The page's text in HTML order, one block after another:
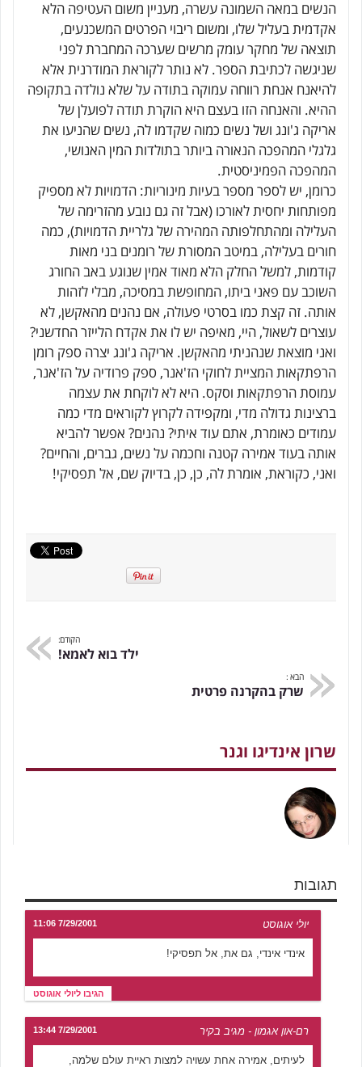
הנשים במאה השמונה עשרה, מעניין משום העטיפה הלא
אקדמית בעליל שלו, ומשום ריבוי הפרטים המשכנעים,
תוצאה של מחקר עומק מרשים שערכה המחברת לפני
שניגשה לכתיבת הספר. לא נותר לקוראת המודרנית אלא
להיאנח אנחת רווחה עמוקה בתודה על שלא נולדה בתקופה
ההיא. והאנחה הזו בעצם היא הוקרת תודה לפועלן של
אריקה ג'ונג ושל נשים כמוה שקדמו לה, נשים שהניעו את
גלגלי המהפכה הנאורה ביותר בתולדות המין האנושי,
המהפכה הפמיניסטית.
כרומן, יש לספר מספר בעיות מינוריות: הדמויות לא מספיק
מפותחות יחסית לאורכו (אבל זה גם נובע מהזרימה של
העלילה ומהתחלפותה המהירה של גלריית הדמויות), כמה
חורים בעלילה, במיטב המסורת של רומנים בני מאות
קודמות, למשל החלק הלא מאוד אמין שנוגע באב החורג
השוכב עם פאני ביתו, המחופשת במסיכה, מבלי לזהות
אותה. זה קצת כמו בסרטי פעולה, אם נהנים מהאקשן, לא
עוצרים לשאול, היי, מאיפה יש לו את אקדח הלייזר החדשני?
ואני מוצאת שנהניתי מהאקשן. אריקה ג'ונג יצרה ספק רומן
הרפתקאות המציית לחוקי הז'אנר, ספק פרודיה על הז'אנר,
עמוסת הרפתקאות וסקס. היא לא לוקחת את עצמה
ברצינות גדולה מדי, ומקפידה לקרוץ לקוראים מדי כמה
עמודים כאומרת, אתם עוד איתי? נהנים? אפשר להביא
אותה בעוד אמירה קטנה וחכמה על נשים, גברים, והחיים?
ואני, כקוראת, אומרת לה, כן, כן, בדיוק שם, אל תפסיקי!
הקודם:
ילד בוא לאמא!
הבא :
שרק בהקרנה פרטית
שרון אינדיגו וגנר
תגובות
יולי אוגוסט 7/29/2001 11:06
אינדי אינדי, גם את, אל תפסיקי!
הגיבו ליולי אוגוסט
רם-און אגמון - מגיב בקיר 7/29/2001 13:44
לעיתים, אמירה אחת עשויה למצות ראיית עולם שלמה,